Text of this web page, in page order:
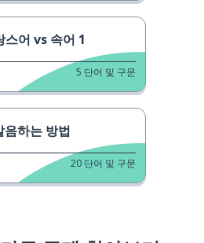
스어 vs 속어 1
5 단어 및 구문
하는 방법
20 단어 및 구문